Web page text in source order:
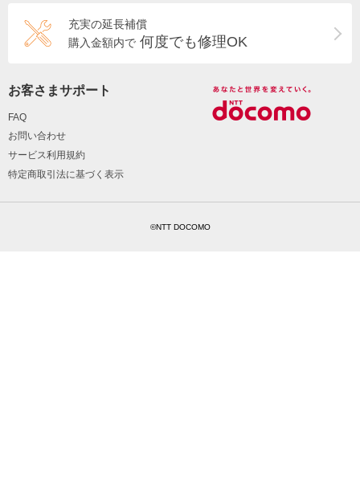
充実の延長補償
購入金額内で 何度でも修理OK
お客さまサポート
FAQ
お問い合わせ
サービス利用規約
特定商取引法に基づく表示
©NTT DOCOMO